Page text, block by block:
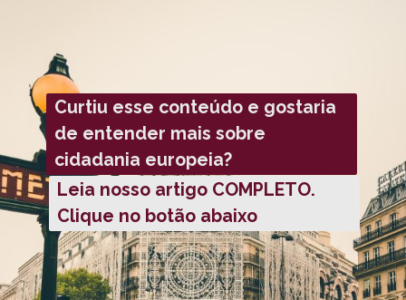
Curtiu esse conteúdo e gostaria
de entender mais sobre
cidadania europeia?
Leia nosso artigo COMPLETO.
Clique no botão abaixo